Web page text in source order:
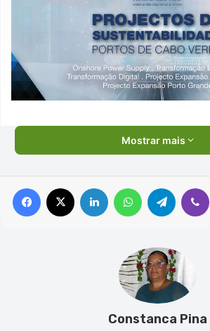
Mostrar mais
Facebook Linkedin WhatsAppTelegram
Constanca Pina